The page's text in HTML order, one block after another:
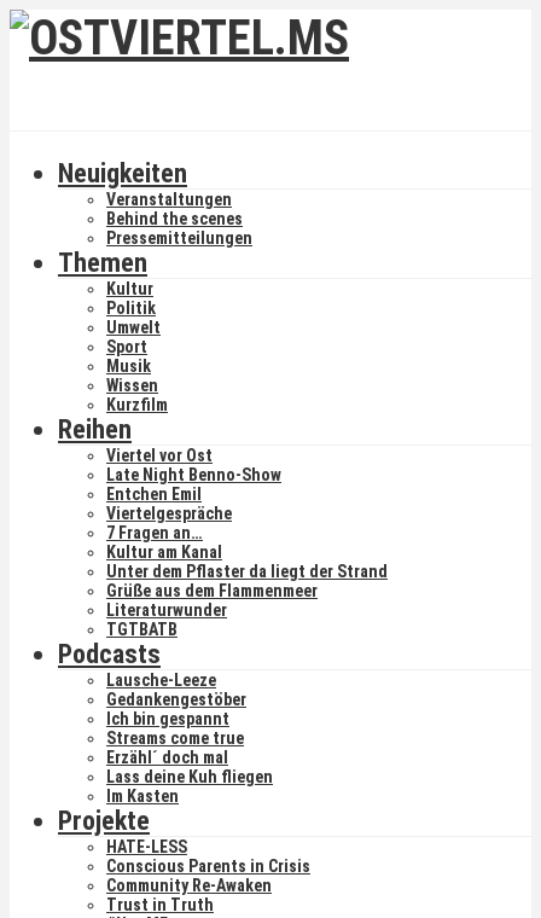
Neuigkeiten
Veranstaltungen
Behind the scenes
Pressemitteilungen
Themen
Kultur
Politik
Umwelt
Sport
Musik
Wissen
Kurzfilm
Reihen
Viertel vor Ost
Late Night Benno-Show
Entchen Emil
Viertelgespräche
7 Fragen an…
Kultur am Kanal
Unter dem Pflaster da liegt der Strand
Grüße aus dem Flammenmeer
Literaturwunder
TGTBATB
Podcasts
Lausche-Leeze
Gedankengestöber
Ich bin gespannt
Streams come true
Erzähl´ doch mal
Lass deine Kuh fliegen
Im Kasten
Projekte
HATE-LESS
Conscious Parents in Crisis
Community Re-Awaken
Trust in Truth